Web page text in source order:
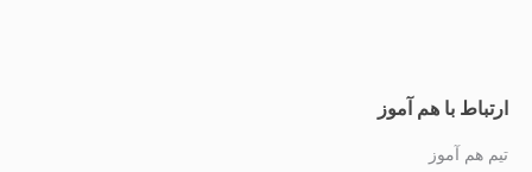
ارتباط با هم آموز
تیم هم آموز